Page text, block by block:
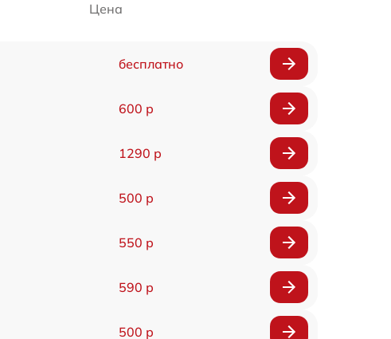
Цена
бесплатно
600 р
1290 р
500 р
550 р
590 р
500 р